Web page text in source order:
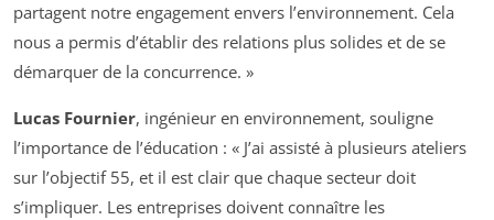
partagent notre engagement envers l’environnement. Cela
nous a permis d’établir des relations plus solides et de se
démarquer de la concurrence. »
Lucas Fournier, ingénieur en environnement, souligne
l’importance de l’éducation : « J’ai assisté à plusieurs ateliers
sur l’objectif 55, et il est clair que chaque secteur doit
s’impliquer. Les entreprises doivent connaître les